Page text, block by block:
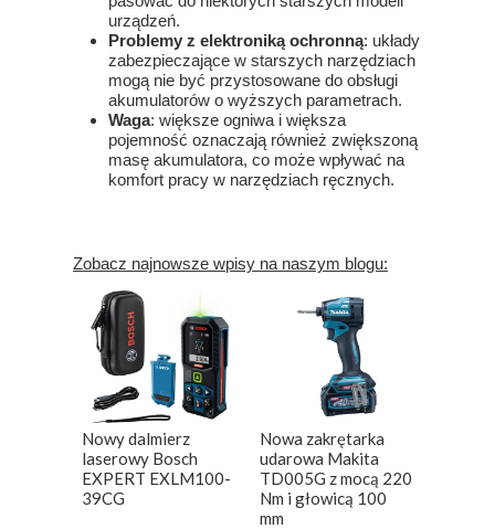
urządzeń.
Problemy z elektroniką ochronną: układy
zabezpieczające w starszych narzędziach
mogą nie być przystosowane do obsługi
akumulatorów o wyższych parametrach.
Waga: większe ogniwa i większa
pojemność oznaczają również zwiększoną
masę akumulatora, co może wpływać na
komfort pracy w narzędziach ręcznych.
Zobacz najnowsze wpisy na naszym blogu:
Nowy dalmierz
laserowy Bosch
EXPERT EXLM100-
39CG
Nowa zakrętarka
udarowa Makita
TD005G z mocą 220
Nm i głowicą 100
mm